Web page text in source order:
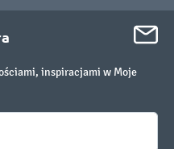
inspiracjami w Moje